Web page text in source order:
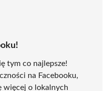
tym co najlepsze!
na Facebooku,
więcej o lokalnych